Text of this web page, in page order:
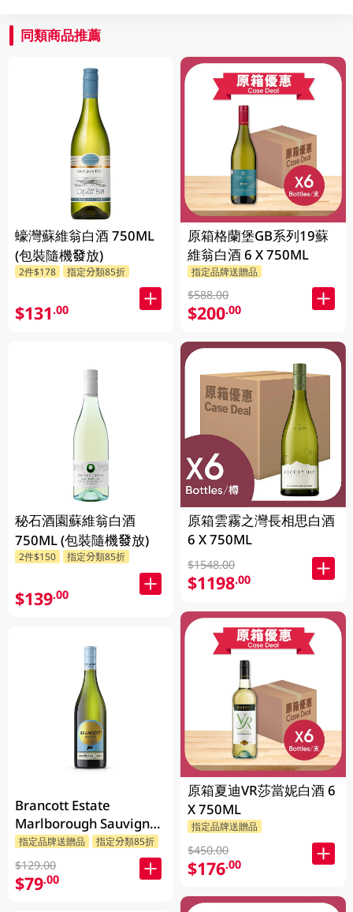
同類商品推薦
蠔灣蘇維翁白酒 750ML
(包裝隨機發放)
2件$178 指定分類85折
$131.00
秘石酒園蘇維翁白酒
750ML (包裝隨機發放)
2件$150 指定分類85折
$139.00
Brancott Estate
Marlborough Sauvignon
Blanc 750ML
指定品牌送贈品 指定分類85折
$129.00
$79.00
原箱格蘭堡GB系列19蘇
維翁白酒 6 X 750ML
指定品牌送贈品
$588.00
$200.00
原箱雲霧之灣長相思白酒
6 X 750ML
$1548.00
$1198.00
原箱夏迪VR莎當妮白酒 6
X 750ML
指定品牌送贈品
$450.00
$176.00